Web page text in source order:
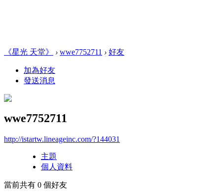
《星光 天堂》 › wwe7752711 › 好友
加為好友
發送消息
wwe7752711
http://istartw.lineageinc.com/?144031
主題
個人資料
當前共有 0 個好友